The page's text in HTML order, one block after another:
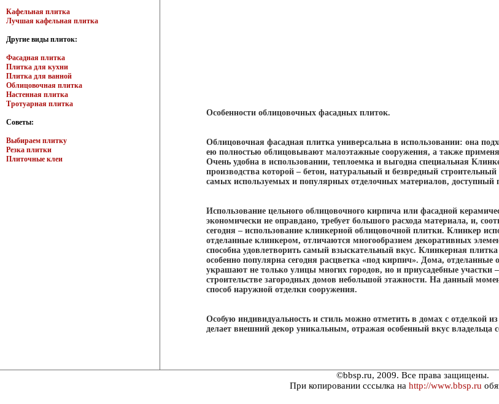
Кафельная плитка
Лучшая кафельная плитка
Другие виды плиток:
Фасадная плитка
Плитка для кухни
Плитка для ванной
Облицовочная плитка
Настенная плитка
Тротуарная плитка
Советы:
Выбираем плитку
Резка плитки
Плиточные клеи
Особенности облицовочных фасадных плиток.
Облицовочная фасадная плитка универсальна в использовании: она
ею полностью облицовывают малоэтажные сооружения, а также
Очень удобна в использовании, теплоемка и выгодна специальная
производства которой – бетон, натуральный и безвредный
самых используемых и популярных отделочных материалов, доступный
Использование цельного облицовочного кирпича или фасадной
экономически не оправдано, требует большого расхода материала, и,
сегодня – использование клинкерной облицовочной плитки. Клинкер
отделанные клинкером, отличаются многообразием декоративных
способна удовлетворить самый взыскательный вкус. Клинкерная
особенно популярна сегодня расцветка «под кирпич». Дома,
украшают не только улицы многих городов, но и приусадебные участки
строительстве загородных домов небольшой этажности. На данный
способ наружной отделки сооружения.
Особую индивидуальность и стиль можно отметить в домах с отделкой
делает внешний декор уникальным, отражая особенный вкус владельца
©bbsp.ru, 2009. Все права защищены.
При копировании сссылка на http://www.bbsp.ru